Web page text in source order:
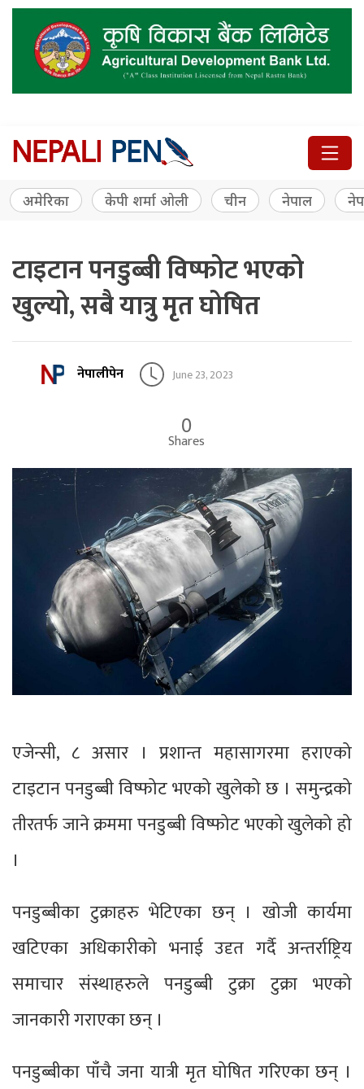
अमेरिका केपी शर्मा ओली चीन नेपाल
टाइटान पनडुब्बी विष्फोट भएको
खुल्यो, सबै यात्रु मृत घोषित
नेपालीपेन June 23, 2023
0
Shares
एजेन्सी, ८ असार । प्रशान्त महासागरमा हराएको
टाइटान पनडुब्बी विष्फोट भएको खुलेको छ । समुन्द्रको
तीरतर्फ जाने क्रममा पनडुब्बी विष्फोट भएको खुलेको हो
।
पनडुब्बीका टुक्राहरु भेटिएका छन् । खोजी कार्यमा
खटिएका अधिकारीको भनाई उदृत गर्दै अन्तर्राष्ट्रिय
समाचार संस्थाहरुले पनडुब्बी टुक्रा टुक्रा भएको
जानकारी गराएका छन् ।
पनडुब्बीका पाँचै जना यात्री मृत घोषित गरिएका छन् ।